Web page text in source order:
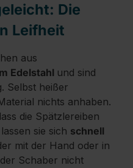
Die
Leifheit
aus
Edelstahl und sind
Selbst heißer
nichts anhaben.
die Spätzlereiben
sie sich schnell
mit der Hand oder in
Schaber nicht